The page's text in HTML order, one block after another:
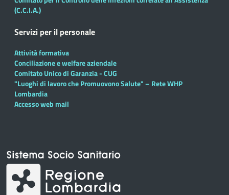
(C.C.I.A.)
Servizi per il personale
Attività formativa
Conciliazione e welfare aziendale
Comitato Unico di Garanzia - CUG
"Luoghi di lavoro che Promuovono Salute" – Rete WHP
Lombardia
Accesso web mail